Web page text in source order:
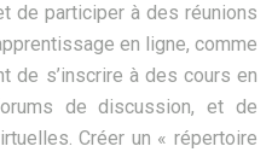
de participer à des réunions
en ligne, comme
de s’inscrire à des cours en
de discussion, et de
Créer un « répertoire